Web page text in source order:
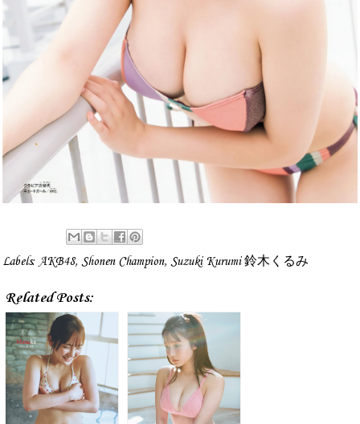
Labels: AKB48, Shonen Champion, Suzuki Kurumi 鈴木くるみ
Related Posts: